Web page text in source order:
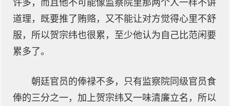
许多，而且他不可能像监察院里那两个人一样不讲
道理，既要推了贿赂，又不能让对方觉得心里不舒
服，所以贺宗纬也很累，至少他认为自己比范闲要
累多了。
朝廷官员的俸禄不多，只有监察院同级官员食
俸的三分之一，加上贺宗纬又一味清廉立名，所以